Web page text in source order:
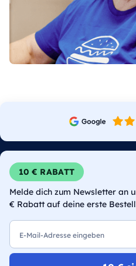
10 € RABATT
Melde dich zum Newsletter an
€ Rabatt auf deine erste